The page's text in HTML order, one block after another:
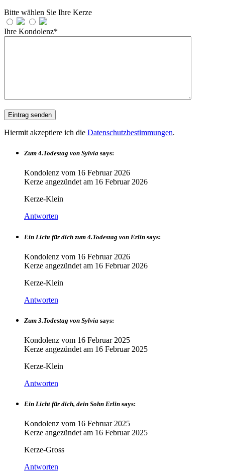
Bitte wählen Sie Ihre Kerze
Ihre Kondolenz*
Hiermit akzeptiere ich die Datenschutzbestimmungen.
Zum 4.Todestag von Sylvia says:
Kondolenz vom 16 Februar 2026
Kerze angezündet am 16 Februar 2026
Kerze-Klein
Antworten
Ein Licht für dich zum 4.Todestag von Erlin says:
Kondolenz vom 16 Februar 2026
Kerze angezündet am 16 Februar 2026
Kerze-Klein
Antworten
Zum 3.Todestag von Sylvia says:
Kondolenz vom 16 Februar 2025
Kerze angezündet am 16 Februar 2025
Kerze-Klein
Antworten
Ein Licht für dich, dein Sohn Erlin says:
Kondolenz vom 16 Februar 2025
Kerze angezündet am 16 Februar 2025
Kerze-Gross
Antworten